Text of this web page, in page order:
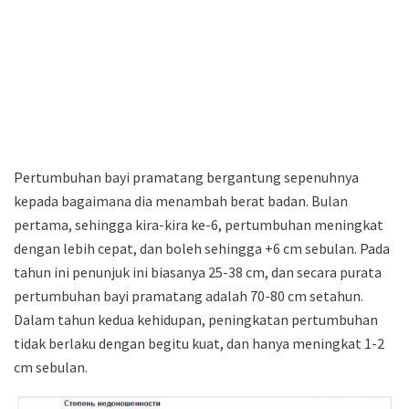
Pertumbuhan bayi pramatang bergantung sepenuhnya
kepada bagaimana dia menambah berat badan. Bulan
pertama, sehingga kira-kira ke-6, pertumbuhan meningkat
dengan lebih cepat, dan boleh sehingga +6 cm sebulan. Pada
tahun ini penunjuk ini biasanya 25-38 cm, dan secara purata
pertumbuhan bayi pramatang adalah 70-80 cm setahun.
Dalam tahun kedua kehidupan, peningkatan pertumbuhan
tidak berlaku dengan begitu kuat, dan hanya meningkat 1-2
cm sebulan.